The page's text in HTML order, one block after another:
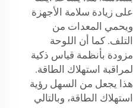
على زيادة سلامة الأجهزة
ويحمي المعدات من
التلف. كما أن اللوحة
مزودة بأنظمة قياس ذكية
لمراقبة استهلاك الطاقة.
هذا يجعل من السهل رؤية
استهلاك الطاقة، وبالتالي